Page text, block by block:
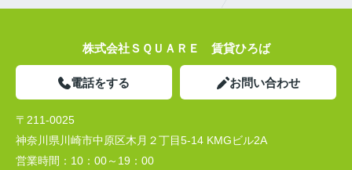
株式会社ＳＱＵＡＲＥ 賃貸ひろば
電話をする お問い合わせ
〒211-0025
神奈川県川崎市中原区木月２丁目5-14 KMGビル2A
営業時間： 10：00～19：00